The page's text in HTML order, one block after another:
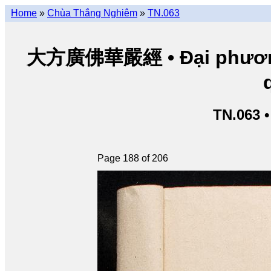
Home » Chùa Thắng Nghiêm » TN.063
大方廣佛華嚴經 • Đại
TN.063
Page 188 of 206